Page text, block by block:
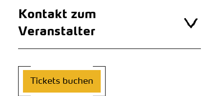
Kontakt zum
Veranstalter
Tickets buchen